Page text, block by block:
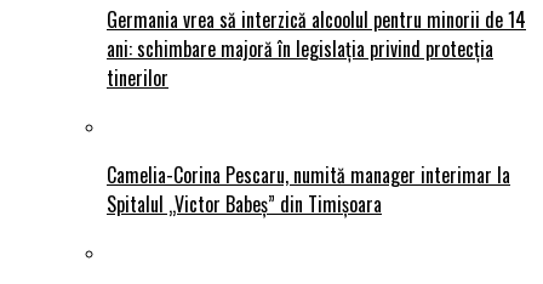
Germania vrea să interzică alcoolul pentru minorii de 14
ani: schimbare majoră în legislația privind protecția
tinerilor
Camelia-Corina Pescaru, numită manager interimar la
Spitalul „Victor Babeș” din Timișoara